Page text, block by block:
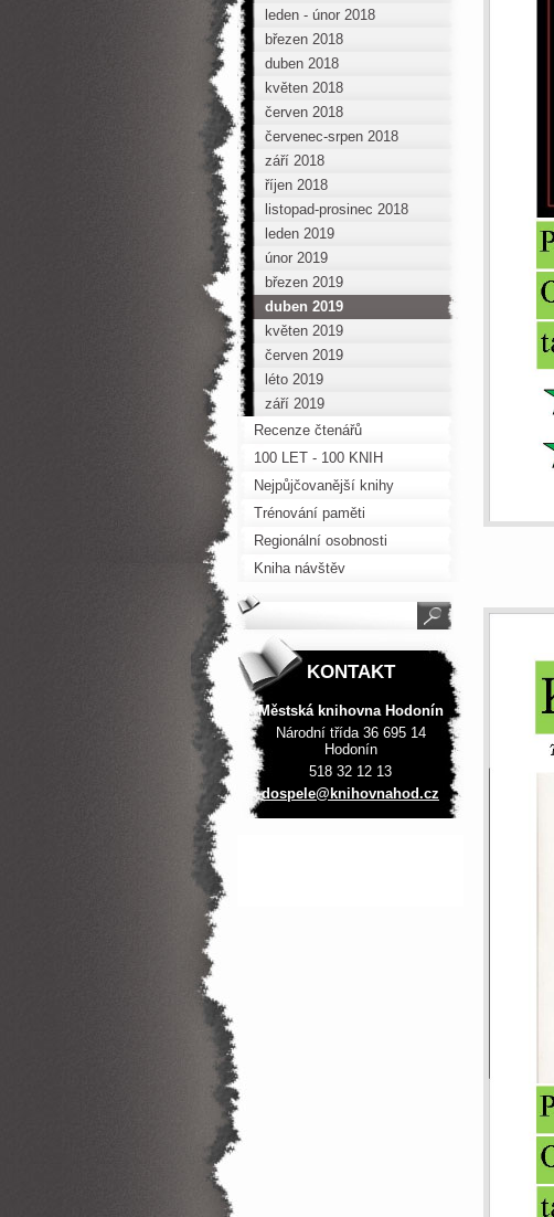
leden - únor 2018
březen 2018
duben 2018
květen 2018
červen 2018
červenec-srpen 2018
září 2018
říjen 2018
listopad-prosinec 2018
leden 2019
únor 2019
březen 2019
duben 2019
květen 2019
červen 2019
léto 2019
září 2019
Recenze čtenářů
100 LET - 100 KNIH
Nejpůjčovanější knihy
Trénování paměti
Regionální osobnosti
Kniha návštěv
KONTAKT
Městská knihovna Hodonín
Národní třída 36 695 14
Hodonín
518 32 12 13
dospele@ knihovnahod.cz